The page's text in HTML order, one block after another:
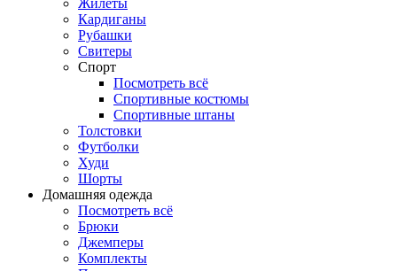
Кардиганы
Рубашки
Свитеры
Спорт
Посмотреть всё
Спортивные костюмы
Спортивные штаны
Толстовки
Футболки
Худи
Шорты
Домашняя одежда
Посмотреть всё
Брюки
Джемперы
Комплекты